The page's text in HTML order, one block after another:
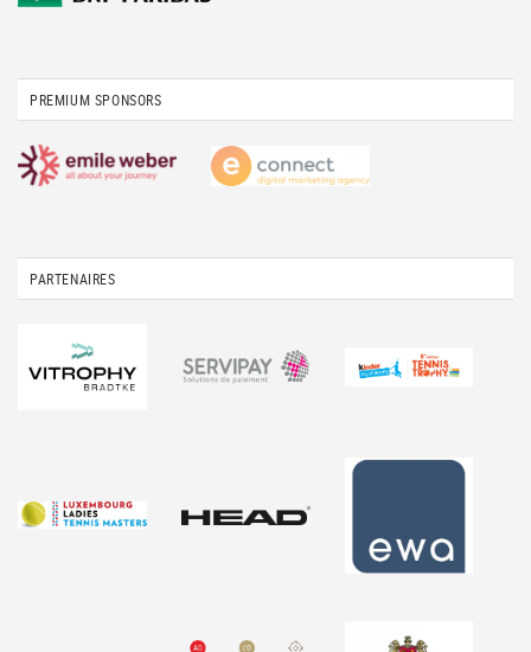
PREMIUM SPONSORS
PARTENAIRES